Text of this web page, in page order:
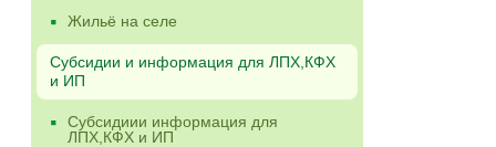
Жильё на селе
Субсидии и информация для ЛПХ,КФХ
и ИП
Субсидиии информация для
ЛПХ,КФХ и ИП